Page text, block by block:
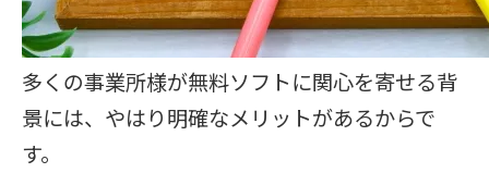
多くの事業所様が無料ソフトに関心を寄せる背
景には、やはり明確なメリットがあるからで
す。